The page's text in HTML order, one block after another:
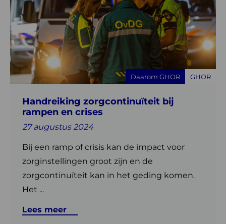
Handreiking zorgcontinuïteit bij
rampen en crises
27 augustus 2024
Bij een ramp of crisis kan de impact voor
zorginstellingen groot zijn en de
zorgcontinuïteit kan in het geding komen.
Het ...
Lees meer
Daarom GHOR GHOR
over
Handreiking
zorgcontinuïteit
bij
rampen
en
crises